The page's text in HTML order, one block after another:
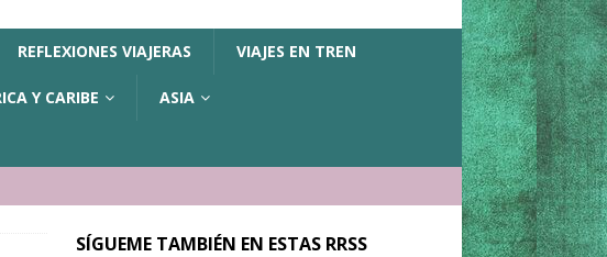
REFLEXIONES VIAJERAS VIAJES EN TREN
Y CARIBE ASIA
SÍGUEME TAMBIÉN EN ESTAS RRSS